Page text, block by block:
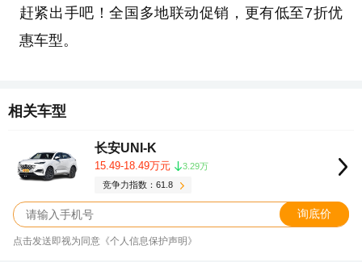
赶紧出手吧！全国多地联动促销，更有低至7折优
惠车型。
相关车型
长安UNI-K
15.49-18.49万元
3.29万
竞争力指数：61.8
询底价
点击发送即视为同意《个人信息保护声明》